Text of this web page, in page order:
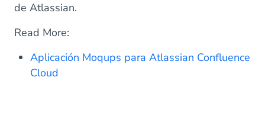
de Atlassian.
Read More:
Aplicación Moqups para Atlassian Confluence
Cloud